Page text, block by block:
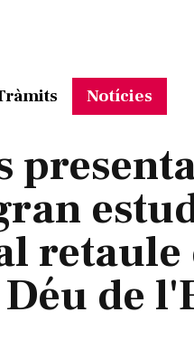
Notícies
retaule
de